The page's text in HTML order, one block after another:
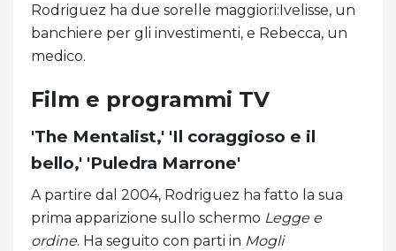
Rodriguez ha due sorelle maggiori:Ivelisse, un
banchiere per gli investimenti, e Rebecca, un
medico.
Film e programmi TV
'The Mentalist,' 'Il coraggioso e il
bello,' 'Puledra Marrone'
A partire dal 2004, Rodriguez ha fatto la sua
prima apparizione sullo schermo Legge e
ordine. Ha seguito con parti in Mogli